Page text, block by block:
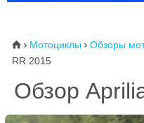
⌂  Мотоциклы  Обзоры
RR 2015
Обзор